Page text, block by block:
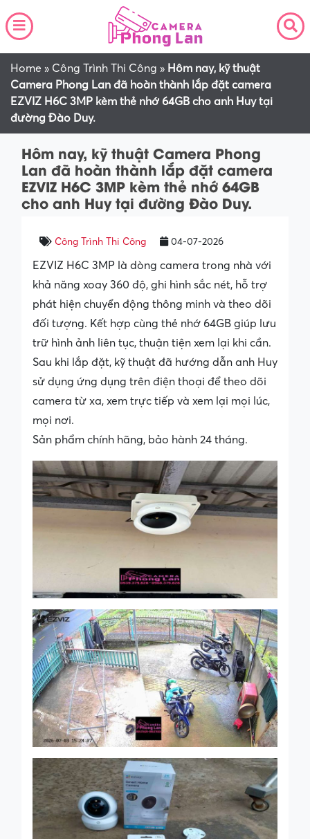
Home » Công Trình Thi Công » Hôm nay, kỹ thuật
Camera Phong Lan đã hoàn thành lắp đặt camera
EZVIZ H6C 3MP kèm thẻ nhớ 64GB cho anh Huy tại
đường Đào Duy.
Hôm nay, kỹ thuật Camera Phong
Lan đã hoàn thành lắp đặt camera
EZVIZ H6C 3MP kèm thẻ nhớ 64GB
cho anh Huy tại đường Đào Duy.
Công Trình Thi Công 04-07-2026
EZVIZ H6C 3MP là dòng camera trong nhà với
khả năng xoay 360 độ, ghi hình sắc nét, hỗ trợ
phát hiện chuyển động thông minh và theo dõi
đối tượng. Kết hợp cùng thẻ nhớ 64GB giúp lưu
trữ hình ảnh liên tục, thuận tiện xem lại khi cần.
Sau khi lắp đặt, kỹ thuật đã hướng dẫn anh Huy
sử dụng ứng dụng trên điện thoại để theo dõi
camera từ xa, xem trực tiếp và xem lại mọi lúc,
mọi nơi.
Sản phẩm chính hãng, bảo hành 24 tháng.